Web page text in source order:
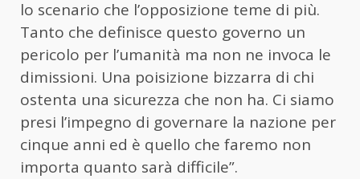
lo scenario che l’opposizione teme di più.
Tanto che definisce questo governo un
pericolo per l’umanità ma non ne invoca le
dimissioni. Una poisizione bizzarra di chi
ostenta una sicurezza che non ha. Ci siamo
presi l’impegno di governare la nazione per
cinque anni ed è quello che faremo non
importa quanto sarà difficile”.